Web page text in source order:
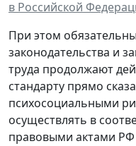
в Российской
При этом
законодательства и
труда продолжают
стандарту прямо
психосоциальными
осуществлять в
правовыми актами РФ